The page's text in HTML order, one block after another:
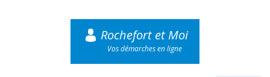
Rochefort et Moi
Vos démarches en ligne